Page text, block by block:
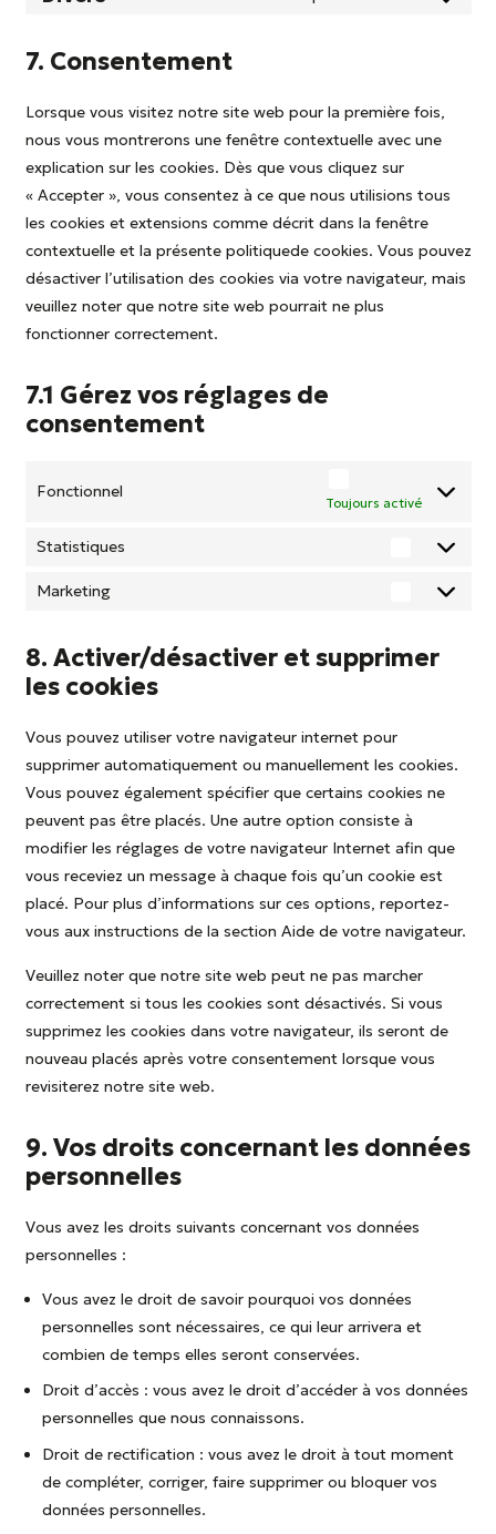
7. Consentement
Lorsque vous visitez notre site web pour la première fois,
nous vous montrerons une fenêtre contextuelle avec une
explication sur les cookies. Dès que vous cliquez sur
« Accepter », vous consentez à ce que nous utilisions tous
les cookies et extensions comme décrit dans la fenêtre
contextuelle et la présente politiquede cookies. Vous pouvez
désactiver l’utilisation des cookies via votre navigateur, mais
veuillez noter que notre site web pourrait ne plus
fonctionner correctement.
7.1 Gérez vos réglages de
consentement
Fonctionnel
Toujours activé
Statistiques
Marketing
Marketing
8. Activer/désactiver et supprimer
les cookies
Vous pouvez utiliser votre navigateur internet pour
supprimer automatiquement ou manuellement les cookies.
Vous pouvez également spécifier que certains cookies ne
peuvent pas être placés. Une autre option consiste à
modifier les réglages de votre navigateur Internet afin que
vous receviez un message à chaque fois qu’un cookie est
placé. Pour plus d’informations sur ces options, reportez-
vous aux instructions de la section Aide de votre navigateur.
Veuillez noter que notre site web peut ne pas marcher
correctement si tous les cookies sont désactivés. Si vous
supprimez les cookies dans votre navigateur, ils seront de
nouveau placés après votre consentement lorsque vous
revisiterez notre site web.
9. Vos droits concernant les données
personnelles
Vous avez les droits suivants concernant vos données
personnelles :
Vous avez le droit de savoir pourquoi vos données
personnelles sont nécessaires, ce qui leur arrivera et
combien de temps elles seront conservées.
Droit d’accès : vous avez le droit d’accéder à vos données
personnelles que nous connaissons.
Droit de rectification : vous avez le droit à tout moment
de compléter, corriger, faire supprimer ou bloquer vos
données personnelles.